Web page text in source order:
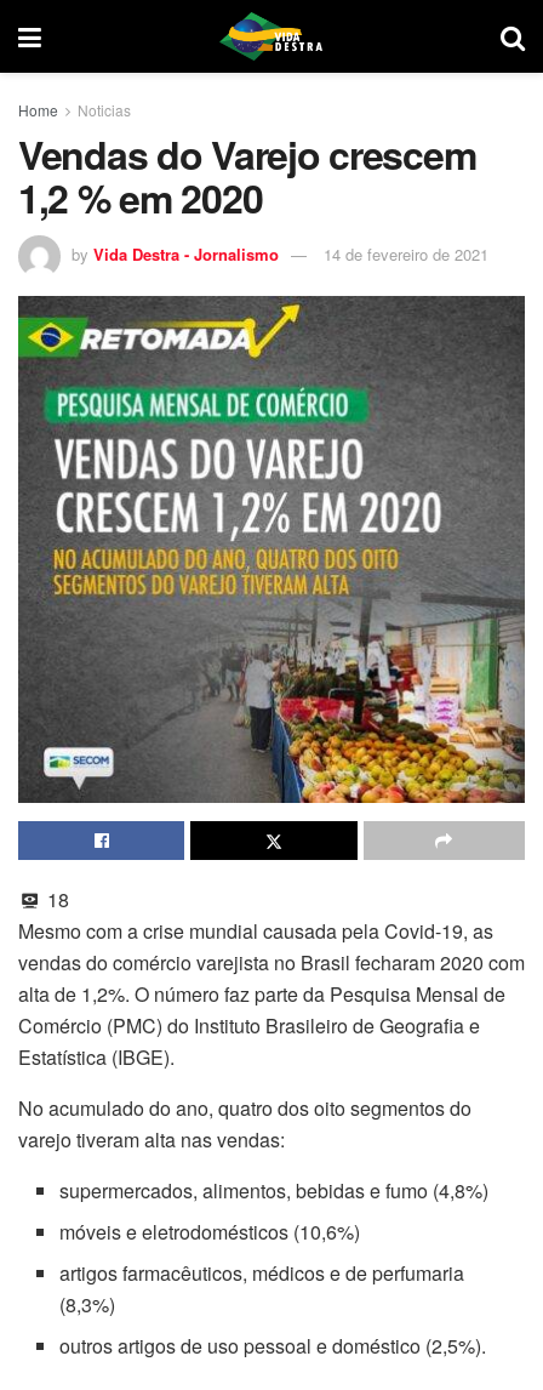
Home Noticias
Vendas do Varejo crescem
1,2 % em 2020
by Vida Destra - Jornalismo 14 de fevereiro de 2021
18
Mesmo com a crise mundial causada pela Covid-19, as
vendas do comércio varejista no Brasil fecharam 2020 com
alta de 1,2%. O número faz parte da Pesquisa Mensal de
Comércio (PMC) do Instituto Brasileiro de Geografia e
Estatística (IBGE).
No acumulado do ano, quatro dos oito segmentos do
varejo tiveram alta nas vendas:
supermercados, alimentos, bebidas e fumo (4,8%)
móveis e eletrodomésticos (10,6%)
artigos farmacêuticos, médicos e de perfumaria
(8,3%)
outros artigos de uso pessoal e doméstico (2,5%).